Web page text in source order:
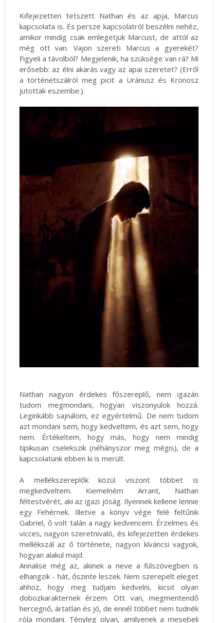
Kifejezetten tetszett Nathan és az apja, Marcus
kapcsolata is. És persze kapcsolatról beszélni nehéz,
amikor mindig csak emlegetjük Marcust, de attól az
még ott van. Vajon szereti Marcus a gyerekét?
Figyeli a távolból? Megjelenik, ha szüksége van rá? Mi
erősebb: az élni akarás vagy az apai szeretet? (Erről
a történetszálról meg picit a Uránusz és Kronosz
jutottak eszembe.)
Nathan nagyon érdekes főszereplő, nem igazán
tudom megmondani, hogyan viszonyulok hozzá.
Leginkább sajnálom, ez egyértelmű. De nem tudom
azt mondani sem, hogy kedveltem, és azt sem, hogy
nem. Értékeltem, hogy más, hogy nem mindig
tipikusan cselekszik (néhányszor meg mégis), de a
kapcsolatunk ebben ki is merült.
A mellékszereplők közül viszont többet is
megkedveltem. Kiemelném Arrant, Nathan
féltestvérét, aki az igazi jóság. Ilyennek kellene lennie
egy Fehérnek. Illetve a könyv vége felé feltűnik
Gabriel, ő volt talán a nagy kedvencem. Érzelmes és
vicces, nagyon szeretnivaló, és kifejezetten érdekes
mellékszál az ő története, nagyon kíváncsi vagyok,
hogyan alakul majd.
Annalise még az, akinek a neve a fülszövegben is
elhangzik - hát, őszinte leszek. Nem szerepelt eleget
ahhoz, hogy meg tudjam kedvelni, kicsit olyan
dobozkarakternek érzem. Ott van, megmentendő
hercegnő, ártatlan és jó, de ennél többet nem tudnék
róla mondani. Tényleg olyan, amilyenek a mesebeli